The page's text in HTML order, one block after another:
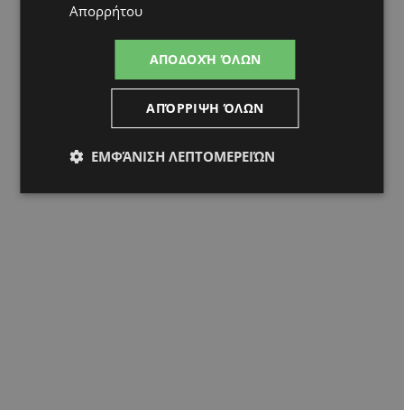
Απορρήτου
ΑΠΟΔΟΧΉ ΌΛΩΝ
ΑΠΌΡΡΙΨΗ ΌΛΩΝ
ΕΜΦΆΝΙΣΗ ΛΕΠΤΟΜΕΡΕΙΏΝ